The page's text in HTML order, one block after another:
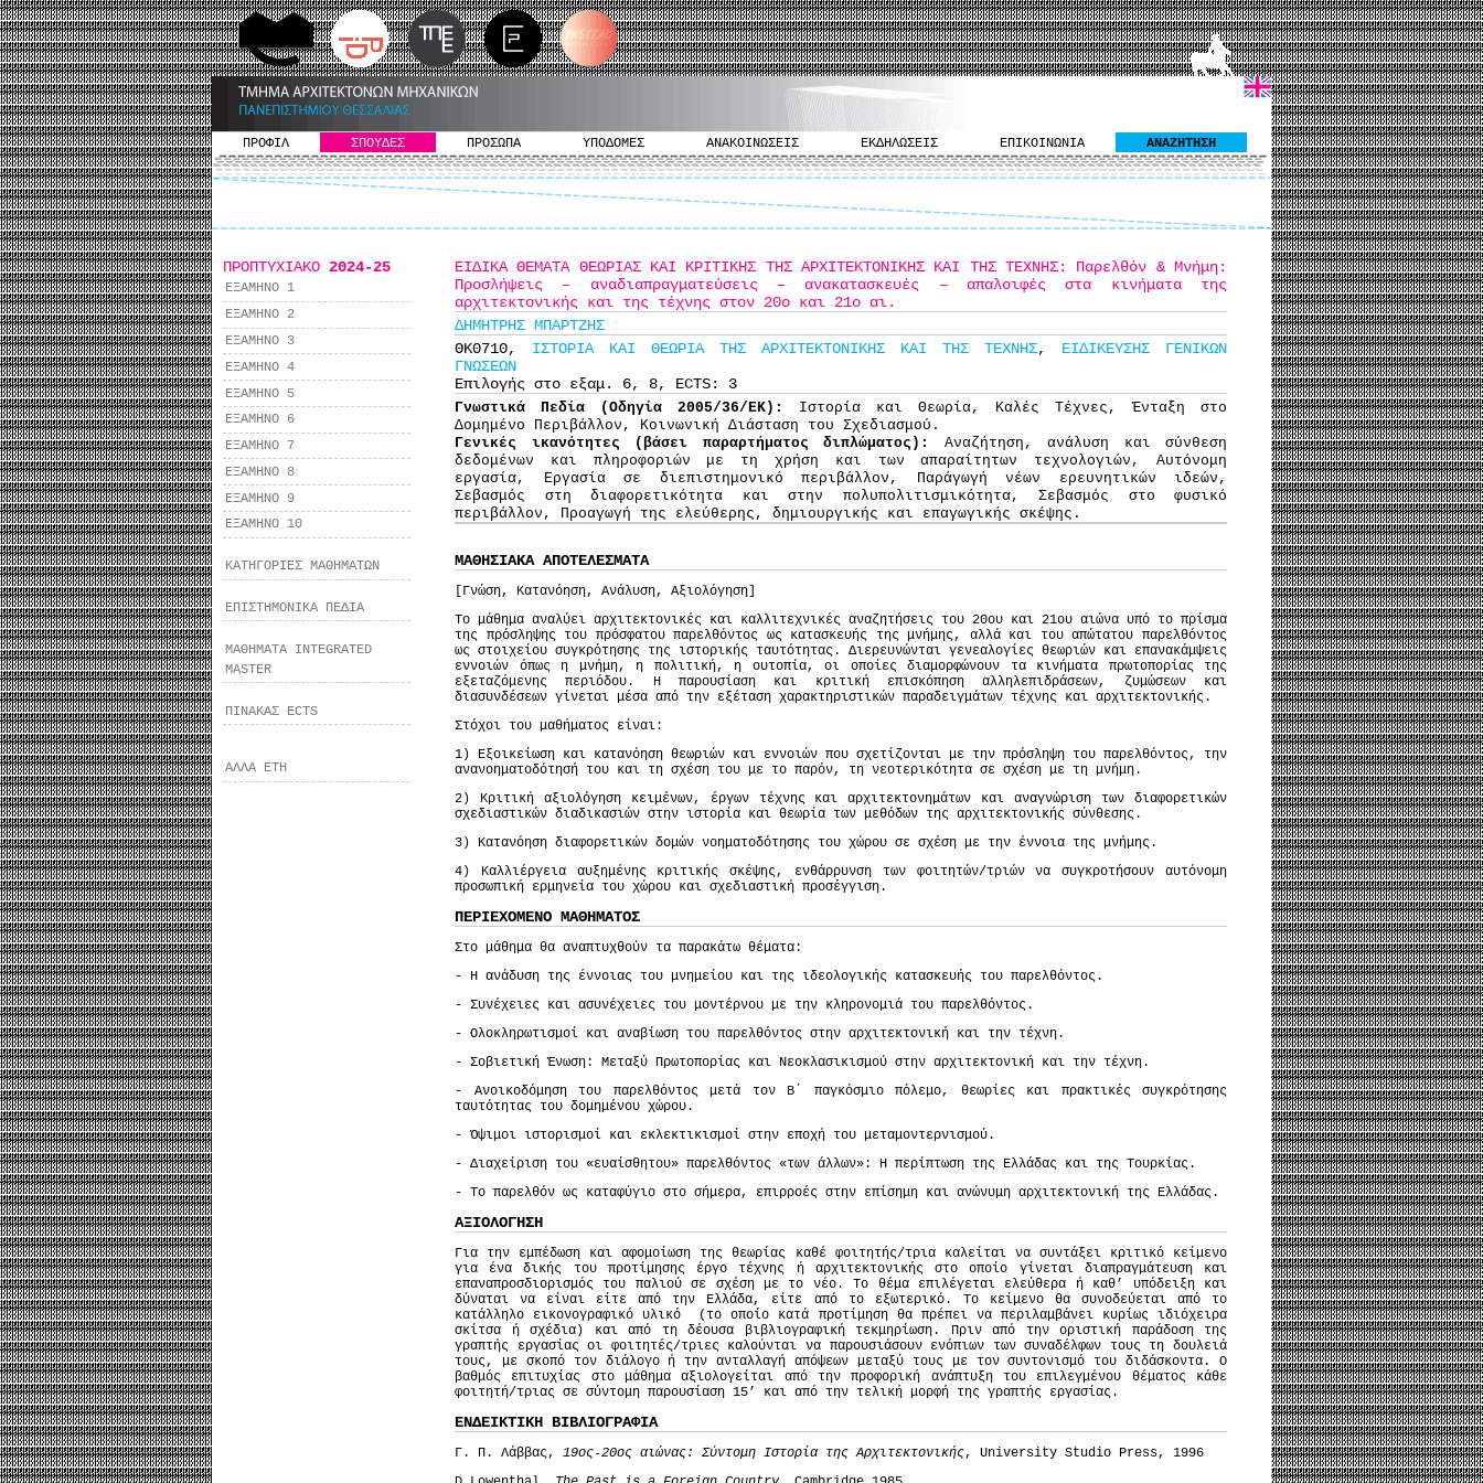
ΠΡΟΦΙΛ ΣΠΟΥΔΕΣ ΠΡΟΣΩΠΑ ΥΠΟΔΟΜΕΣ ΑΝΑΚΟΙΝΩΣΕΙΣ ΕΚΔΗΛΩΣΕΙΣ ΕΠΙΚΟΙΝΩΝΙΑ ΑΝΑΖΗΤΗΣΗ
ΠΡΟΠΤΥΧΙΑΚΟ 2024-25
ΕΞΑΜΗΝΟ 1
ΕΞΑΜΗΝΟ 2
ΕΞΑΜΗΝΟ 3
ΕΞΑΜΗΝΟ 4
ΕΞΑΜΗΝΟ 5
ΕΞΑΜΗΝΟ 6
ΕΞΑΜΗΝΟ 7
ΕΞΑΜΗΝΟ 8
ΕΞΑΜΗΝΟ 9
ΕΞΑΜΗΝΟ 10
ΚΑΤΗΓΟΡΙΕΣ ΜΑΘΗΜΑΤΩΝ
ΕΠΙΣΤΗΜΟΝΙΚΑ ΠΕΔΙΑ
ΜΑΘΗΜΑΤΑ INTEGRATED
MASTER
ΠΙΝΑΚΑΣ ECTS
ΑΛΛΑ ΕΤΗ
ΕΙΔΙΚΑ ΘΕΜΑΤΑ ΘΕΩΡΙΑΣ ΚΑΙ ΚΡΙΤΙΚΗΣ ΤΗΣ ΑΡΧΙΤΕΚΤΟΝΙΚΗΣ ΚΑΙ ΤΗΣ ΤΕΧΝΗΣ: Παρελθόν & Μνήμη:
Προσλήψεις – αναδιαπραγματεύσεις – ανακατασκευές – απαλοιφές στα κινήματα της
αρχιτεκτονικής και της τέχνης στον 20ο και 21ο αι.
ΔΗΜΗΤΡΗΣ ΜΠΑΡΤΖΗΣ
ΘΚ0710, ΙΣΤΟΡΙΑ ΚΑΙ ΘΕΩΡΙΑ ΤΗΣ ΑΡΧΙΤΕΚΤΟΝΙΚΗΣ ΚΑΙ ΤΗΣ ΤΕΧΝΗΣ, ΕΙΔΙΚΕΥΣΗΣ ΓΕΝΙΚΩΝ
ΓΝΩΣΕΩΝ
Επιλογής στο εξαμ. 6, 8, ECTS: 3
Γνωστικά Πεδία (Οδηγία 2005/36/ΕΚ): Ιστορία και Θεωρία, Καλές Τέχνες, Ένταξη στο
Δομημένο Περιβάλλον, Κοινωνική Διάσταση του Σχεδιασμού.
Γενικές ικανότητες (βάσει παραρτήματος διπλώματος): Αναζήτηση, ανάλυση και σύνθεση
δεδομένων και πληροφοριών με τη χρήση και των απαραίτητων τεχνολογιών, Αυτόνομη
εργασία, Εργασία σε διεπιστημονικό περιβάλλον, Παράγωγή νέων ερευνητικών ιδεών,
Σεβασμός στη διαφορετικότητα και στην πολυπολιτισμικότητα, Σεβασμός στο φυσικό
περιβάλλον, Προαγωγή της ελεύθερης, δημιουργικής και επαγωγικής σκέψης.
ΜΑΘΗΣΙΑΚΑ ΑΠΟΤΕΛΕΣΜΑΤΑ
[Γνώση, Κατανόηση, Ανάλυση, Αξιολόγηση]
Το μάθημα αναλύει αρχιτεκτονικές και καλλιτεχνικές αναζητήσεις του 20ου και 21ου αιώνα υπό το πρίσμα
της πρόσληψης του πρόσφατου παρελθόντος ως κατασκευής της μνήμης, αλλά και του απώτατου παρελθόντος
ως στοιχείου συγκρότησης της ιστορικής ταυτότητας. Διερευνώνται γενεαλογίες θεωριών και επανακάμψεις
εννοιών όπως η μνήμη, η πολιτική, η ουτοπία, οι οποίες διαμορφώνουν τα κινήματα πρωτοπορίας της
εξεταζόμενης περιόδου. Η παρουσίαση και κριτική επισκόπηση αλληλεπιδράσεων, ζυμώσεων και
διασυνδέσεων γίνεται μέσα από την εξέταση χαρακτηριστικών παραδειγμάτων τέχνης και αρχιτεκτονικής.
Στόχοι του μαθήματος είναι:
1) Εξοικείωση και κατανόηση θεωριών και εννοιών που σχετίζονται με την πρόσληψη του παρελθόντος, την
ανανοηματοδότησή του και τη σχέση του με το παρόν, τη νεοτερικότητα σε σχέση με τη μνήμη.
2) Κριτική αξιολόγηση κειμένων, έργων τέχνης και αρχιτεκτονημάτων και αναγνώριση των διαφορετικών
σχεδιαστικών διαδικασιών στην ιστορία και θεωρία των μεθόδων της αρχιτεκτονικής σύνθεσης.
3) Κατανόηση διαφορετικών δομών νοηματοδότησης του χώρου σε σχέση με την έννοια της μνήμης.
4) Καλλιέργεια αυξημένης κριτικής σκέψης, ενθάρρυνση των φοιτητών/τριών να συγκροτήσουν αυτόνομη
προσωπική ερμηνεία του χώρου και σχεδιαστική προσέγγιση.
ΠΕΡΙΕΧΟΜΕΝΟ ΜΑΘΗΜΑΤΟΣ
Στο μάθημα θα αναπτυχθούν τα παρακάτω θέματα:
- Η ανάδυση της έννοιας του μνημείου και της ιδεολογικής κατασκευής του παρελθόντος.
- Συνέχειες και ασυνέχειες του μοντέρνου με την κληρονομιά του παρελθόντος.
- Ολοκληρωτισμοί και αναβίωση του παρελθόντος στην αρχιτεκτονική και την τέχνη.
- Σοβιετική Ένωση: Μεταξύ Πρωτοπορίας και Νεοκλασικισμού στην αρχιτεκτονική και την τέχνη.
- Ανοικοδόμηση του παρελθόντος μετά τον Β΄ παγκόσμιο πόλεμο, θεωρίες και πρακτικές συγκρότησης
ταυτότητας του δομημένου χώρου.
- Όψιμοι ιστορισμοί και εκλεκτικισμοί στην εποχή του μεταμοντερνισμού.
- Διαχείριση του «ευαίσθητου» παρελθόντος «των άλλων»: Η περίπτωση της Ελλάδας και της Τουρκίας.
- Το παρελθόν ως καταφύγιο στο σήμερα, επιρροές στην επίσημη και ανώνυμη αρχιτεκτονική της Ελλάδας.
ΑΞΙΟΛΟΓΗΣΗ
Για την εμπέδωση και αφομοίωση της θεωρίας καθέ φοιτητής/τρια καλείται να συντάξει κριτικό κείμενο
για ένα δικής του προτίμησης έργο τέχνης ή αρχιτεκτονικής στο οποίο γίνεται διαπραγμάτευση και
επαναπροσδιορισμός του παλιού σε σχέση με το νέο. Το θέμα επιλέγεται ελεύθερα ή καθ’ υπόδειξη και
δύναται να είναι είτε από την Ελλάδα, είτε από το εξωτερικό. Το κείμενο θα συνοδεύεται από το
κατάλληλο εικονογραφικό υλικό (το οποίο κατά προτίμηση θα πρέπει να περιλαμβάνει κυρίως ιδιόχειρα
σκίτσα ή σχέδια) και από τη δέουσα βιβλιογραφική τεκμηρίωση. Πριν από την οριστική παράδοση της
γραπτής εργασίας οι φοιτητές/τριες καλούνται να παρουσιάσουν ενόπιων των συναδέλφων τους τη δουλειά
τους, με σκοπό τον διάλογο ή την ανταλλαγή απόψεων μεταξύ τους με τον συντονισμό του διδάσκοντα. Ο
βαθμός επιτυχίας στο μάθημα αξιολογείται από την προφορική ανάπτυξη του επιλεγμένου θέματος κάθε
φοιτητή/τριας σε σύντομη παρουσίαση 15’ και από την τελική μορφή της γραπτής εργασίας.
ΕΝΔΕΙΚΤΙΚΗ ΒΙΒΛΙΟΓΡΑΦΙΑ
Γ. Π. Λάββας, 19ος-20ος αιώνας: Σύντομη Ιστορία της Αρχιτεκτονικής, University Studio Press, 1996